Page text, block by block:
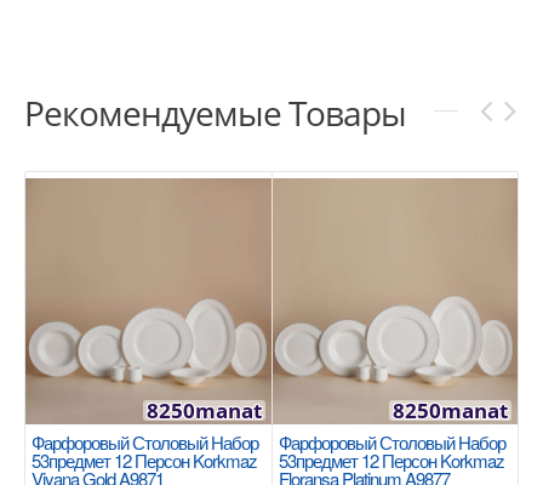
Рекомендуемые Товары
Фарфоровый Столовый Набор
53предмет 12 Персон Korkmaz
Viyana Gold A9871
8250manat
Фарфоровый Столовый Набор
53предмет 12 Персон Korkmaz
Floransa Platinum A9877
8250manat